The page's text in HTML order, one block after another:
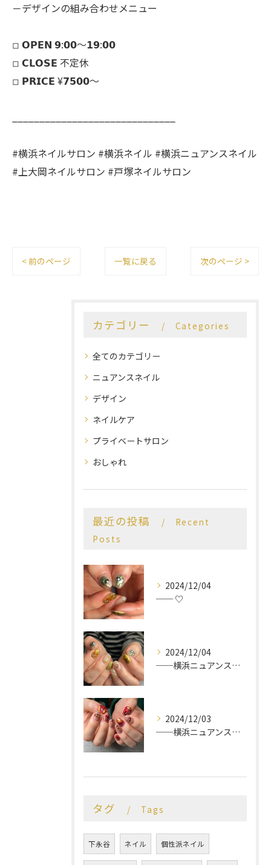
－デザインの組み合わせメニュー
◽︎ 𝗢𝗣𝗘𝗡 𝟵:𝟬𝟬～𝟭𝟵:𝟬𝟬
◽︎ 𝗖𝗟𝗢𝗦𝗘 不定休
◽︎ 𝗣𝗥𝗜𝗖𝗘 ¥𝟳𝟱𝟬𝟬～
#横浜ネイルサロン #横浜ネイル #横浜ニュアンスネイル
#上大岡ネイルサロン #戸塚ネイルサロン
< 前のページ 一覧に戻る 次のページ >
カテゴリー Categories
全てのカテゴリー
ニュアンスネイル
デザイン
ネイルケア
プライベートサロン
おしゃれ
最近の投稿
Recent
Posts
2024/12/04
── ♡
2024/12/04
──横浜ニュアンスネイルサロン♡
2024/12/03
──横浜ニュアンスネイルサロン♡
タグ Tags
下永谷 ネイル 個性派ネイル